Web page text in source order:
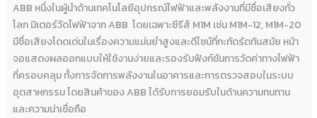
ABB หนึ่งในผู้นำด้านเทคโนโลยีอุปกรณ์ไฟฟ้าและพลังงานที่มีชื่อเสียงทั่ว
โลก มิเตอร์วัดไฟฟ้าจาก ABB โดยเฉพาะซีรีส์ M1M เช่น M1M-12, M1M-20
มีชื่อเสียงโดดเด่นในเรื่องความแม่นยำสูงและดีไซน์ที่กะทัดรัดทันสมัย หน้า
จอแสดงผลออกแบบให้ใช้งานง่ายและรองรับฟังก์ชันการวัดค่าทางไฟฟ้า
ที่ครอบคลุม ทั้งการจัดการพลังงานในอาคารและการตรวจสอบในระบบ
อุตสาหกรรม โดยสินค้าของ ABB ได้รับการยอมรับในด้านความทนทาน
และความน่าเชื่อถือ